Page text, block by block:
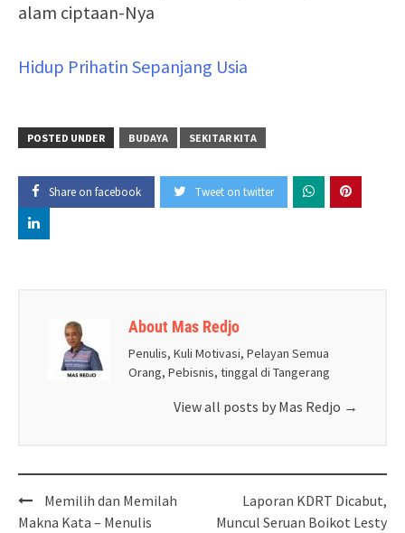
alam ciptaan-Nya
Hidup Prihatin Sepanjang Usia
POSTED UNDER BUDAYA SEKITAR KITA
Share on facebook Tweet on twitter
About Mas Redjo
Penulis, Kuli Motivasi, Pelayan Semua
Orang, Pebisnis, tinggal di Tangerang
View all posts by Mas Redjo →
Post
navigation
Memilih dan Memilah
Makna Kata – Menulis
Laporan KDRT Dicabut,
Muncul Seruan Boikot Lesty